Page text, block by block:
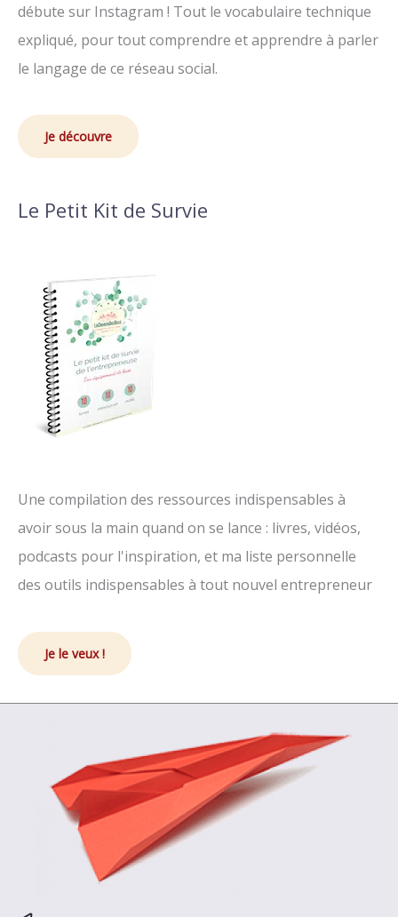
débute sur Instagram ! Tout le vocabulaire technique
expliqué, pour tout comprendre et apprendre à parler
le langage de ce réseau social.
Je découvre
Le Petit Kit de Survie
Une compilation des ressources indispensables à
avoir sous la main quand on se lance : livres, vidéos,
podcasts pour l'inspiration, et ma liste personnelle
des outils indispensables à tout nouvel entrepreneur
Je le veux !